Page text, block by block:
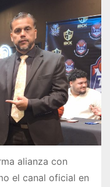
alianza con
el canal oficial en